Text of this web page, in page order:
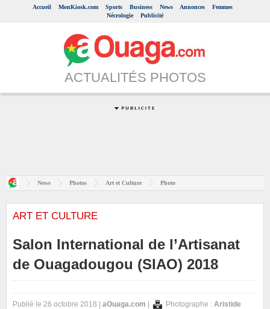
Accueil MonKiosk.com Sports Business News Annonces
Femmes
Nécrologie
Publicité
ACTUALITÉS PHOTOS
News Photos Art et Culture Photo
ART ET CULTURE
Salon International de l’Artisanat
de Ouagadougou (SIAO) 2018
Publié le 26 octobre 2018 | aOuaga.com Photographe : Aristide